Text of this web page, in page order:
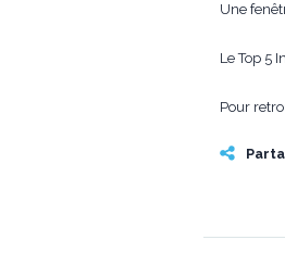
Une
Le Top 5
Pour